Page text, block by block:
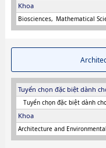
Khoa
Biosciences Mathematical
Tuyển chọn đặc biệt dành
Tuyển chọn đặc biệt dành
Khoa
Architecture and